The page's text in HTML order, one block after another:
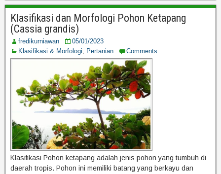
Klasifikasi dan Morfologi Pohon Ketapang
(Cassia grandis)
fredikurniawan
05/01/2023
Klasifikasi & Morfologi, Pertanian Comments
Klasifikasi Pohon ketapang adalah jenis pohon yang tumbuh di
daerah tropis. Pohon ini memiliki batang yang berkayu dan